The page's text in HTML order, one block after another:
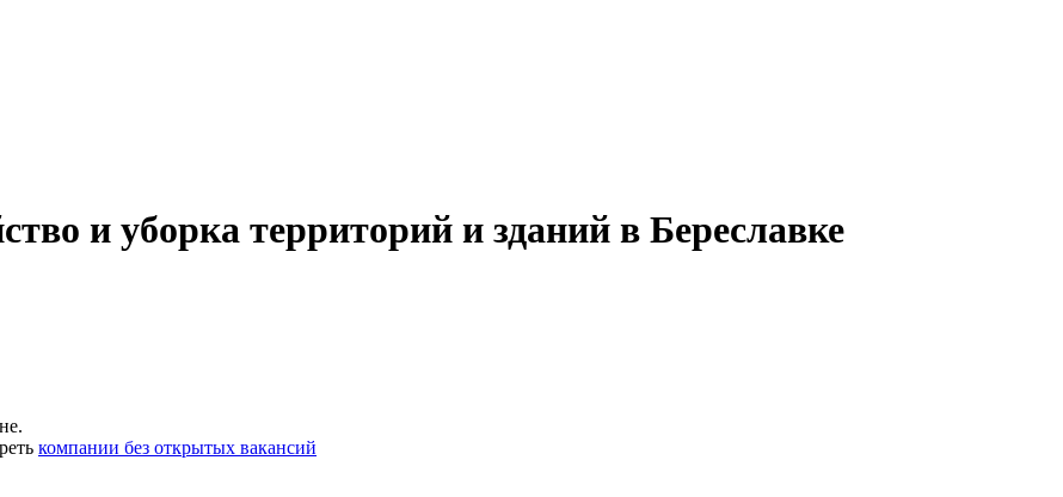
и уборка территорий и зданий в Береславке
компании без открытых вакансий